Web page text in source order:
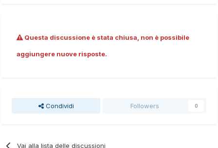
Questa discussione è stata chiusa, non è possibile
aggiungere nuove risposte.
Condividi Followers 0
Vai alla lista delle discussioni